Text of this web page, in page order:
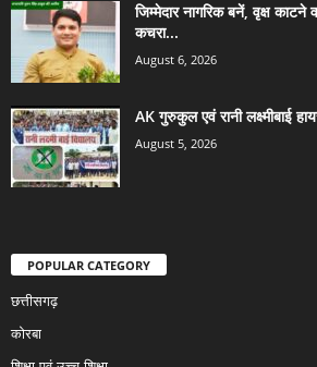
जिम्मेदार नागरिक बनें, वृक्ष
कचरा...
August 6, 2026
AK गुरुकुल एवं रानी लक्ष्मीबाई
August 5, 2026
POPULAR CATEGORY
छत्तीसगढ़
कोरबा